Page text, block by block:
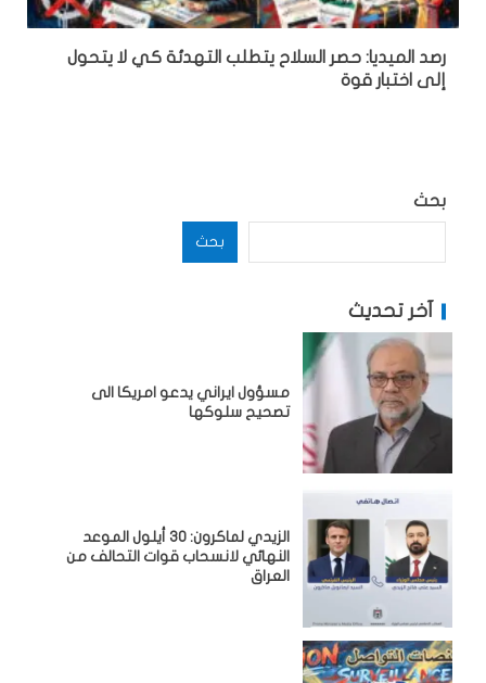
رصد الميديا: حصر السلاح يتطلب التهدئة كي لا يتحول
إلى اختبار قوة
بحث
بحث
آخر تحديث
مسؤول ايراني يدعو امريكا الى
تصحيح سلوكها
الزيدي لماكرون: 30 أيلول الموعد
النهائي لانسحاب قوات التحالف من
العراق